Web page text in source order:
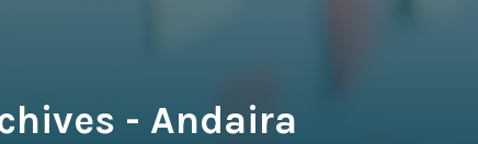
- Andaira